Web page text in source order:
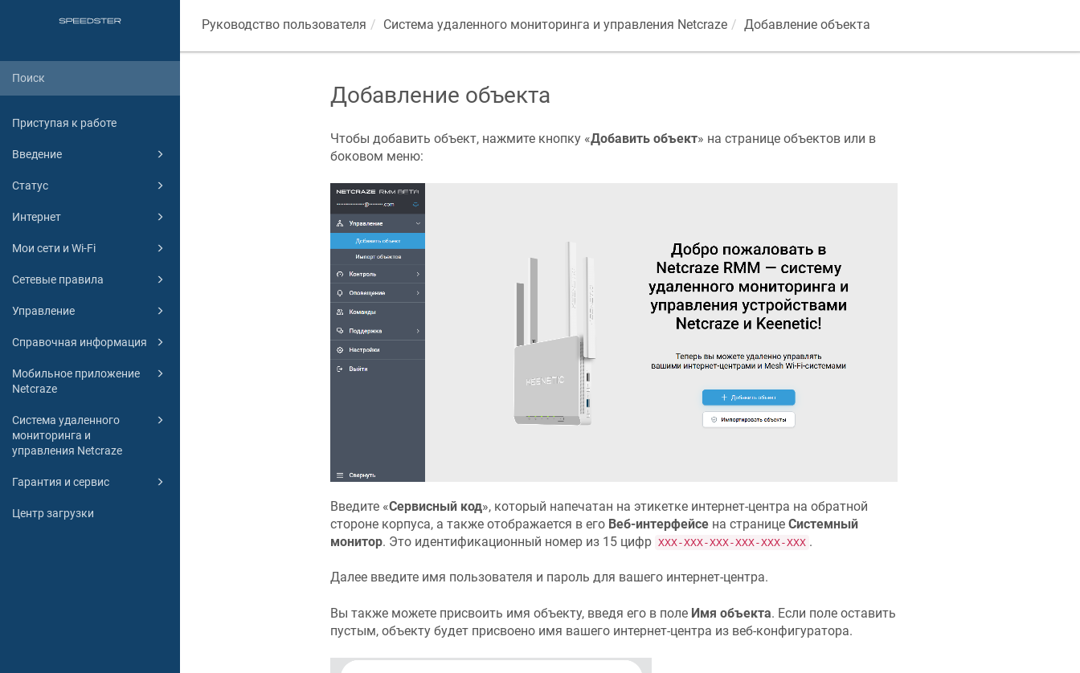
Приступая к работе
Введение
Статус
Интернет
Мои сети и Wi-Fi
Сетевые правила
Управление
Справочная информация
Мобильное приложение
Netcraze
Система удаленного
мониторинга и
управления Netcraze
Гарантия и сервис
Центр загрузки
Руководство пользователя Система удаленного мониторинга и управления Netcraze Добавление объекта
Добавление объекта
Чтобы добавить объект, нажмите кнопку «Добавить объект» на странице объектов или в
боковом меню:
Введите «Сервисный код», который напечатан на этикетке интернет-центра на обратной
стороне корпуса, а также отображается в его Веб-интерфейсена странице Системный
монитор. Это идентификационный номер из 15 цифр XXX-XXX-XXX-XXX-XXX-XXX .
Далее введите имя пользователя и пароль для вашего интернет-центра.
Вы также можете присвоить имя объекту, введя его в поле Имя объекта. Если поле оставить
пустым, объекту будет присвоено имя вашего интернет-центра из веб-конфигуратора.